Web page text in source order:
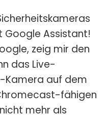
Google Assistant!
zeig mir den
das Live-
Kamera auf dem
fähigen
mehr als